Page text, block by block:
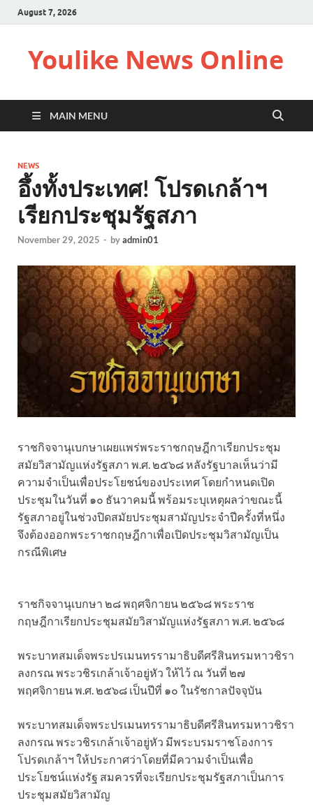
August 7, 2026
Youlike News Online
MAIN MENU
NEWS
อึ้งทั้งประเทศ! โปรดเกล้าฯ
เรียกประชุมรัฐสภา
November 29, 2025 - byadmin01
ราชกิจจานุเบกษาเผยแพร่พระราชกฤษฎีกาเรียกประชุม
สมัยวิสามัญแห่งรัฐสภา พ.ศ. ๒๕๖๘ หลังรัฐบาลเห็นว่ามี
ความจำเป็นเพื่อประโยชน์ของประเทศ โดยกำหนดเปิด
ประชุมในวันที่ ๑๐ ธันวาคมนี้ พร้อมระบุเหตุผลว่าขณะนี้
รัฐสภาอยู่ในช่วงปิดสมัยประชุมสามัญประจำปีครั้งที่หนึ่ง
จึงต้องออกพระราชกฤษฎีกาเพื่อเปิดประชุมวิสามัญเป็น
กรณีพิเศษ
ราชกิจจานุเบกษา ๒๘ พฤศจิกายน ๒๕๖๘ พระราช
กฤษฎีกาเรียกประชุมสมัยวิสามัญแห่งรัฐสภา พ.ศ. ๒๕๖๘
พระบาทสมเด็จพระปรเมนทรรามาธิบดีศรีสินทรมหาวชิรา
ลงกรณ พระวชิรเกล้าเจ้าอยู่หัว ให้ไว้ ณ วันที่ ๒๗
พฤศจิกายน พ.ศ. ๒๕๖๘ เป็นปีที่ ๑๐ ในรัชกาลปัจจุบัน
พระบาทสมเด็จพระปรเมนทรรามาธิบดีศรีสินทรมหาวชิรา
ลงกรณ พระวชิรเกล้าเจ้าอยู่หัว มีพระบรมราชโองการ
โปรดเกล้าฯ ให้ประกาศว่าโดยที่มีความจำเป็นเพื่อ
ประโยชน์แห่งรัฐ สมควรที่จะเรียกประชุมรัฐสภาเป็นการ
ประชุมสมัยวิสามัญ